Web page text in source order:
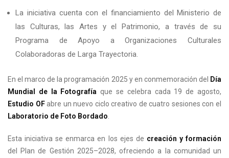
La iniciativa cuenta con el financiamiento del Ministerio de
las Culturas, las Artes y el Patrimonio, a través de su
Programa de Apoyo a Organizaciones Culturales
Colaboradoras de Larga Trayectoria.
En el marco de la programación 2025 y en conmemoración del Día
Mundial de la Fotografía que se celebra cada 19 de agosto,
Estudio OFabre un nuevo ciclo creativo de cuatro sesiones con el
Laboratorio de Foto Bordado
Esta iniciativa se enmarca en los ejes de creación y formación
del Plan de Gestión 2025–2028, ofreciendo a la comunidad un